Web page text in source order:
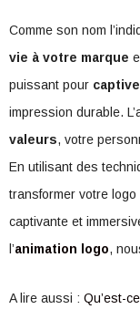
Comme son nom
vie à votre marque
puissant pour
impression durable.
valeurs, votre
En utilisant des
transformer votre
captivante et
l’animation logo,
A lire aussi : Qu’est-